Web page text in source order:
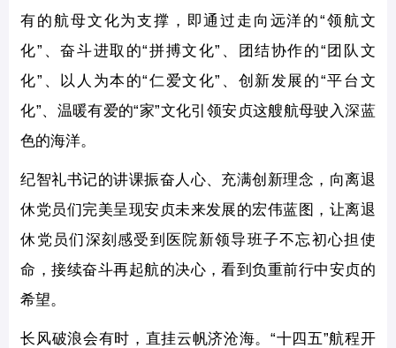
有的航母文化为支撑，即通过走向远洋的“领航文
化”、奋斗进取的“拼搏文化”、团结协作的“团队文
化”、以人为本的“仁爱文化”、创新发展的“平台文
化”、温暖有爱的“家”文化引领安贞这艘航母驶入深蓝
色的海洋。
纪智礼书记的讲课振奋人心、充满创新理念，向离退
休党员们完美呈现安贞未来发展的宏伟蓝图，让离退
休党员们深刻感受到医院新领导班子不忘初心担使
命，接续奋斗再起航的决心，看到负重前行中安贞的
希望。
长风破浪会有时，直挂云帆济沧海。“十四五”航程开